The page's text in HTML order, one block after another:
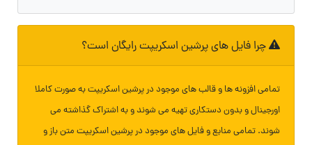
چرا فایل های پرشین اسکریپت رایگان است؟
تمامی افزونه ها و قالب های موجود در پرشین اسکریپت به صورت کاملا
اورجینال و بدون دستکاری تهیه می شوند و به اشتراک گذاشته می
شوند. تمامی منابع و فایل های موجود در پرشین اسکریپت متن باز و